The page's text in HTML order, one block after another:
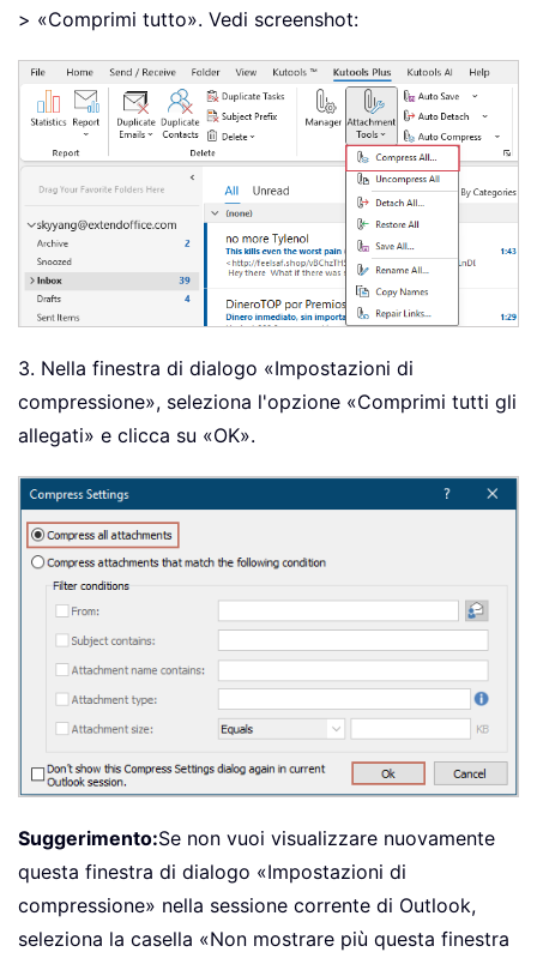
> «Comprimi tutto». Vedi screenshot:
3. Nella finestra di dialogo «Impostazioni di
compressione», seleziona l'opzione «Comprimi tutti gli
allegati» e clicca su «OK».
Suggerimento:Se non vuoi visualizzare nuovamente
questa finestra di dialogo «Impostazioni di
compressione» nella sessione corrente di Outlook,
seleziona la casella «Non mostrare più questa finestra